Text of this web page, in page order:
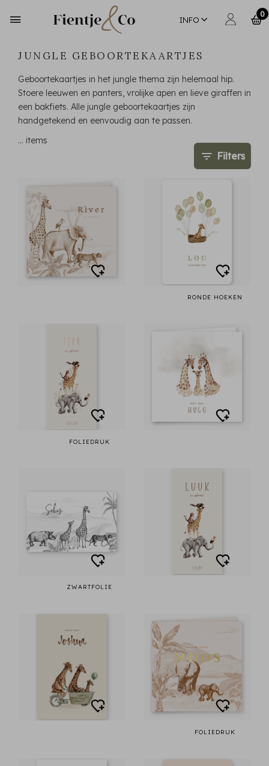
INFO
0
JUNGLE GEBOORTEKAARTJES
Geboortekaartjes in het jungle thema zijn helemaal hip.
Stoere leeuwen en panters, vrolijke apen en lieve giraffen in
een bakfiets. Alle jungle geboortekaartjes zijn
handgetekend en eenvoudig aan te passen.
… items
Filters
RONDE HOEKEN
FOLIEDRUK
ZWARTFOLIE
FOLIEDRUK